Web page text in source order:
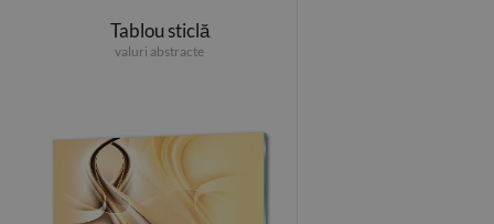
Tablou sticlă
valuri abstracte